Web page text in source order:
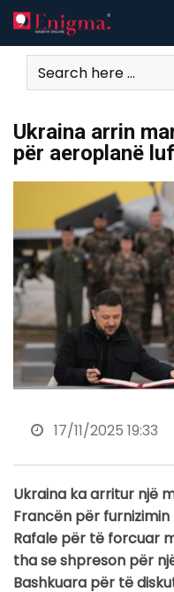
Skip
to
content
Ukraina arrin
për aeroplanë
17/11/2025 19:33
Ukraina ka arritur një
Francën për
Rafale për të forcuar
tha se shpreson për
Bashkuara për të